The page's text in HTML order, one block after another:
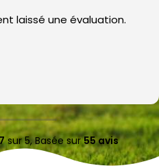
laissé une évaluation.
sur 5, Basée sur55 avis